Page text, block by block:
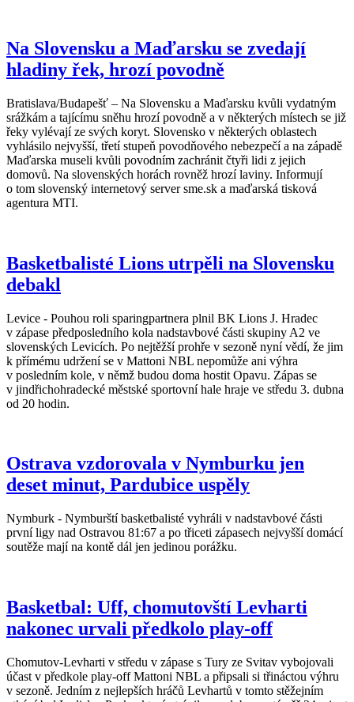
Na Slovensku a Maďarsku se zvedají
hladiny řek, hrozí povodně
Bratislava/Budapešť – Na Slovensku a Maďarsku kvůli vydatným
srážkám a tajícímu sněhu hrozí povodně a v některých místech se již
řeky vylévají ze svých koryt. Slovensko v některých oblastech
vyhlásilo nejvyšší, třetí stupeň povodňového nebezpečí a na západě
Maďarska museli kvůli povodním zachránit čtyři lidi z jejich
domovů. Na slovenských horách rovněž hrozí laviny. Informují
o tom slovenský internetový server sme.sk a maďarská tisková
agentura MTI.
Basketbalisté Lions utrpěli na Slovensku
debakl
Levice - Pouhou roli sparingpartnera plnil BK Lions J. Hradec
v zápase předposledního kola nadstavbové části skupiny A2 ve
slovenských Levicích. Po nejtěžší prohře v sezoně nyní vědí, že jim
k přímému udržení se v Mattoni NBL nepomůže ani výhra
v posledním kole, v němž budou doma hostit Opavu. Zápas se
v jindřichohradecké městské sportovní hale hraje ve středu 3. dubna
od 20 hodin.
Ostrava vzdorovala v Nymburku jen
deset minut, Pardubice uspěly
Nymburk - Nymburští basketbalisté vyhráli v nadstavbové části
první ligy nad Ostravou 81:67 a po třiceti zápasech nejvyšší domácí
soutěže mají na kontě dál jen jedinou porážku.
Basketbal: Uff, chomutovští Levharti
nakonec urvali předkolo play-off
Chomutov-Levharti v středu v zápase s Tury ze Svitav vybojovali
účast v předkole play-off Mattoni NBL a připsali si třináctou výhru
v sezoně. Jedním z nejlepších hráčů Levhartů v tomto stěžejním